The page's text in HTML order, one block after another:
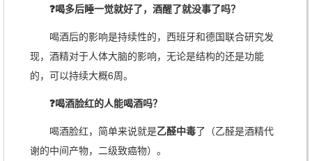
❓喝多后睡一觉就好了，酒醒了就没事了吗？
喝酒后的影响是持续性的，西班牙和德国联合研究发
现，酒精对于人体大脑的影响，无论是结构的还是功能
的，可以持续大概6周。
❓喝酒脸红的人能喝酒吗？
喝酒脸红，简单来说就是乙醛中毒了（乙醛是酒精代
谢的中间产物，二级致癌物）。